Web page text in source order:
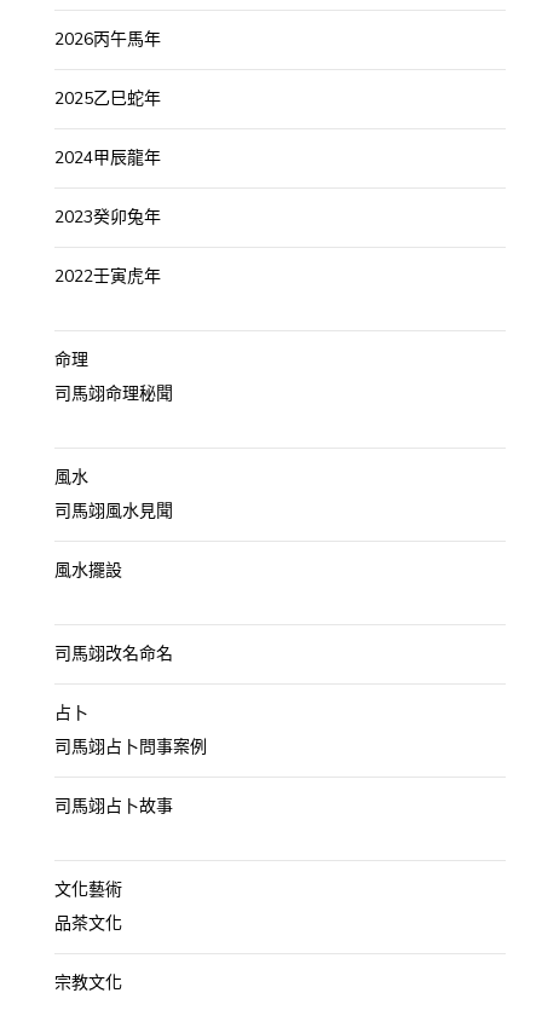
2026丙午馬年
2025乙巳蛇年
2024甲辰龍年
2023癸卯兔年
2022壬寅虎年
命理
司馬翊命理秘聞
風水
司馬翊風水見聞
風水擺設
司馬翊改名命名
占卜
司馬翊占卜問事案例
司馬翊占卜故事
文化藝術
品茶文化
宗教文化